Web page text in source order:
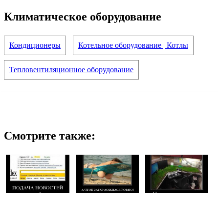
Климатическое оборудование
Кондиционеры Котельное оборудование | Котлы
Тепловентиляционное оборудование
Смотрите также: